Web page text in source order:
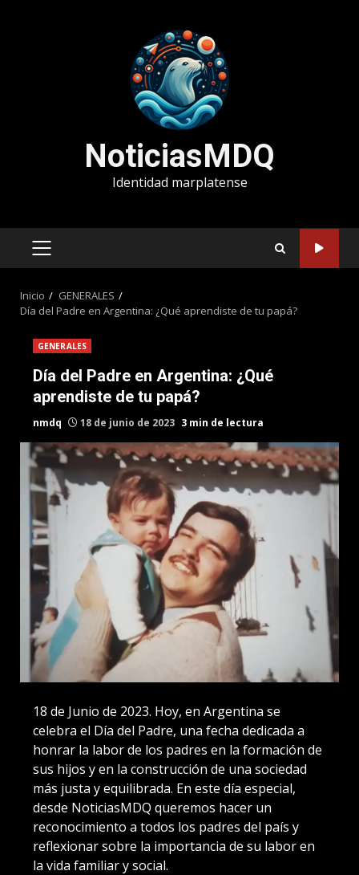
NoticiasMDQ
Identidad marplatense
MENÚ
Inicio
GENERALES
Día del Padre en Argentina: ¿Qué aprendiste de tu papá?
GENERALES
Día del Padre en Argentina: ¿Qué
aprendiste de tu papá?
nmdq 18 de junio de 2023 3 min de lectura
18 de Junio de 2023. Hoy, en Argentina se
celebra el Día del Padre, una fecha dedicada a
honrar la labor de los padres en la formación de
sus hijos y en la construcción de una sociedad
más justa y equilibrada. En este día especial,
desde NoticiasMDQ queremos hacer un
reconocimiento a todos los padres del país y
reflexionar sobre la importancia de su labor en
la vida familiar y social.